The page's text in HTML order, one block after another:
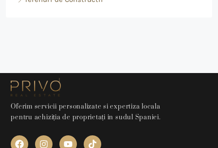
Oferim servicii personalizate si expertiza locala
pentru achiziția de proprietați in sudul Spaniei.